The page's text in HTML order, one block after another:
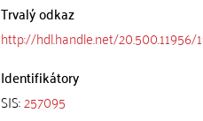
Trvalý odkaz
http://hdl.handle.net/20.500.11956/
Identifikátory
SIS:257095